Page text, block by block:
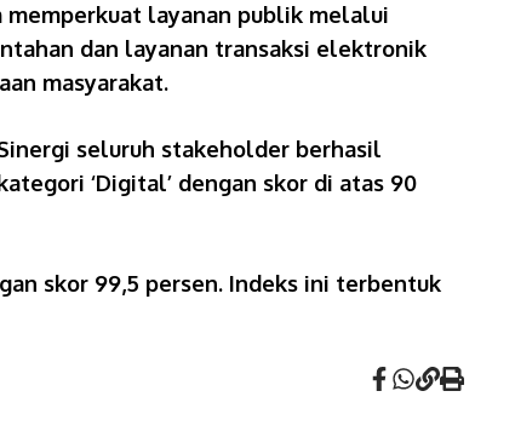
memperkuat layanan publik melalui
dan layanan transaksi elektronik
masyarakat.
seluruh stakeholder berhasil
‘Digital’ dengan skor di atas 90
skor 99,5 persen. Indeks ini terbentuk